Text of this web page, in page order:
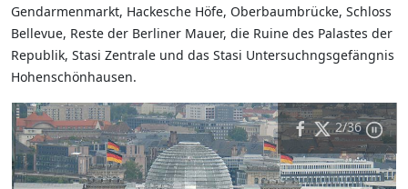
Gendarmenmarkt, Hackesche Höfe, Oberbaumbrücke, Schloss
Bellevue, Reste der Berliner Mauer, die Ruine des Palastes der
Republik, Stasi Zentrale und das Stasi Untersuchngsgefängnis
Hohenschönhausen.
2/36